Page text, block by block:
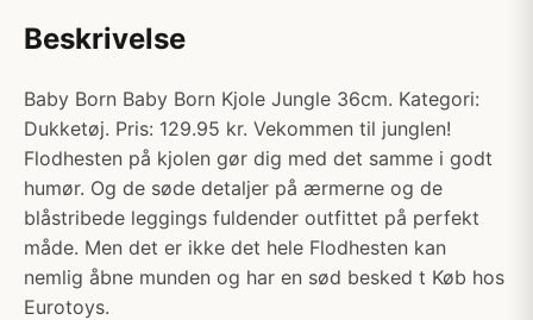
Beskrivelse
Baby Born Baby Born Kjole Jungle 36cm. Kategori:
Dukketøj. Pris: 129.95 kr. Vekommen til junglen!
Flodhesten på kjolen gør dig med det samme i godt
humør. Og de søde detaljer på ærmerne og de
blåstribede leggings fuldender outfittet på perfekt
måde. Men det er ikke det hele Flodhesten kan
nemlig åbne munden og har en sød besked t Køb hos
Eurotoys.